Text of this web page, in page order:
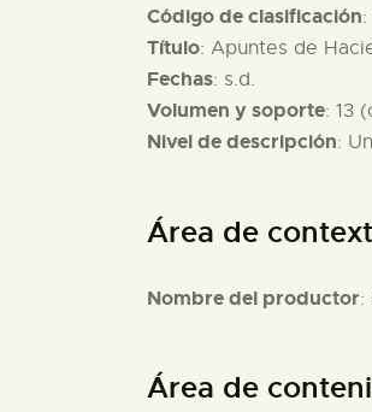
Código de clasificación:
Título: Apuntes de
Fechas: s.d.
Volumen y soporte: 13
Nivel de descripción:
Área de
Nombre del productor:
Área de